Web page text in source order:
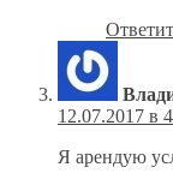
12.07.2017 в
Я арендую